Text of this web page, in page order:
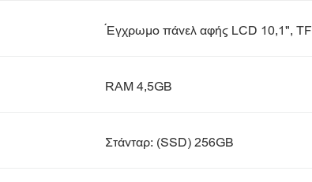
Έγχρωμο πάνελ αφής LCD 10,1",
RAM 4,5GB
Στάνταρ: (SSD) 256GB